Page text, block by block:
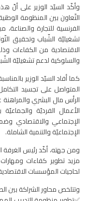
وأكّد السيّد الوزير على أنّ
التّعاون بين المنظومة
الفرنسية للتجارة
تشغيليّة الشّباب وتحقيق
الاقتصادية من الكفاءات
والسلوكية لدعم تشغيليّة
كما أفاد السيّد الوزير
المتواصل على تجسيد
الرأس مال البشري
الأعمال الفرديّة
الإجتماعي والاقتصادي
الإجتماعيّة والتنمية الشاملة.
ومن جهته، أكّد رئيس الغرفة
مزيد تطوير كفاءات
لحاجيات المؤسسات
وتتلخص محاور الشراكة بين